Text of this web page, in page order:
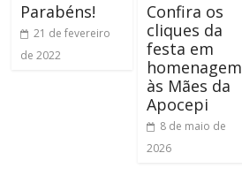
Parabéns!
21 de fevereiro
de 2022
Confira os
cliques da
festa em
homenagem
às Mães da
Apocepi
8 de maio de
2026